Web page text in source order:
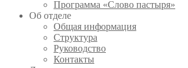
Программа «Слово пастыря»
Об отделе
Общая информация
Структура
Руководство
Контакты